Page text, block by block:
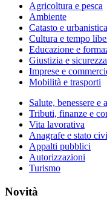
Agricoltura e pesca
Ambiente
Catasto e urbanistica
Cultura e tempo
Educazione e
Giustizia e
Imprese e
Mobilità e trasporti
Salute, benessere e
Tributi, finanze e
Vita lavorativa
Anagrafe e stato
Appalti pubblici
Autorizzazioni
Turismo
Novità